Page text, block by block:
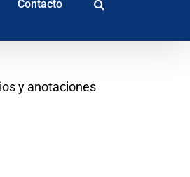
Contacto
y anotaciones